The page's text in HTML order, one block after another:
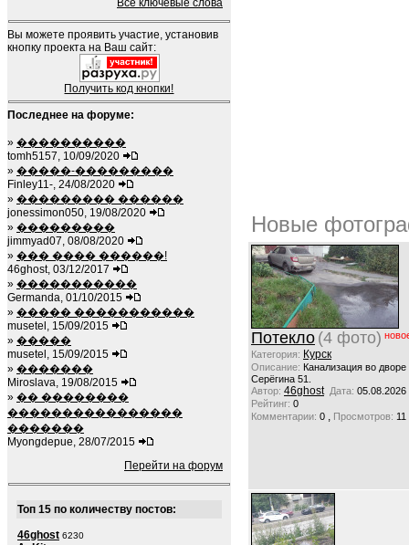
Все ключевые слова
Вы можете проявить участие, установив
кнопку проекта на Ваш сайт:
Получить код кнопки!
Последнее на форуме:
» ����������
tomh5157, 10/09/2020
» �����-���������
Finley11-, 24/08/2020
» ��������� ������
jonessimon050, 19/08/2020
» ���������
jimmyad07, 08/08/2020
» ��� ���� ������!
46ghost, 03/12/2017
» �����������
Germanda, 01/10/2015
» ����� �����������
musetel, 15/09/2015
» �����
musetel, 15/09/2015
» �������
Miroslava, 19/08/2015
» �� ��������
����������������
�������
Myongdepue, 28/07/2015
Перейти на форум
Топ 15 по количеству постов:
46ghost 6230
Новые
Потекло (4 фото)
Категория: Курск
Описание: Канализация во
Серёгина 51.
Автор: 46ghost Дата: 05.08.2026
Рейтинг: 0
Комментарии: 0 , Просмотров: 11